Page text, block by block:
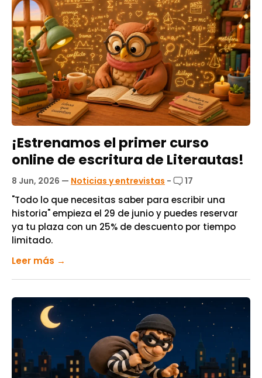
¡Estrenamos el primer curso
online de escritura de Literautas!
8 Jun, 2026 — Noticias y entrevistas - 17
"Todo lo que necesitas saber para escribir una
historia" empieza el 29 de junio y puedes reservar
ya tu plaza con un 25% de descuento por tiempo
limitado.
Leer más →